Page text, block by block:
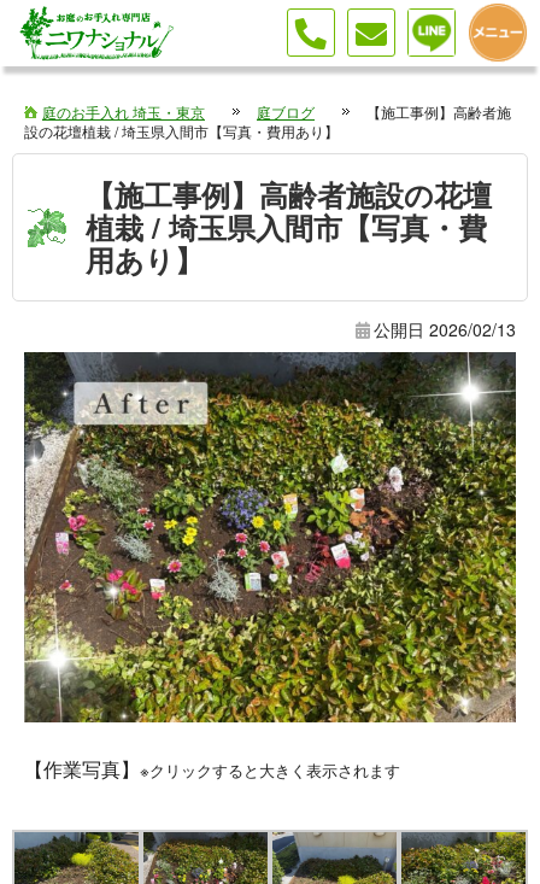
庭のお手入れ 埼玉・東京 庭ブログ
【施工事例】高齢者施
設の花壇植栽 / 埼玉県入間市【写真・費用あり】
【施工事例】高齢者施設の花壇
植栽 / 埼玉県入間市【写真・費
用あり】
公開日 2026/02/13
【作業写真】 ※クリックすると大きく表示されます